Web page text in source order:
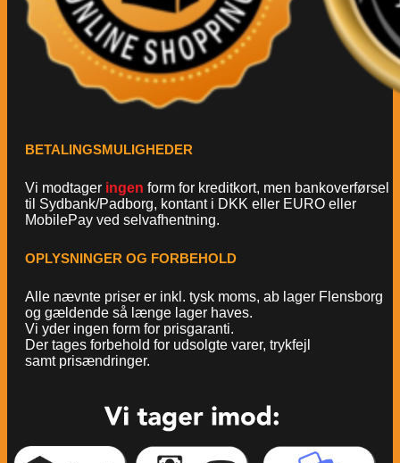
BETALINGSMULIGHEDER
Vi modtager ingen form for kreditkort, men bankoverførsel
til Sydbank/Padborg, kontant i DKK eller EURO eller
MobilePay ved selvafhentning.
OPLYSNINGER OG FORBEHOLD
Alle nævnte priser er inkl. tysk moms, ab lager Flensborg
og gældende så længe lager haves.
Vi yder ingen form for prisgaranti.
Der tages forbehold for udsolgte varer, trykfejl
samt prisændringer.